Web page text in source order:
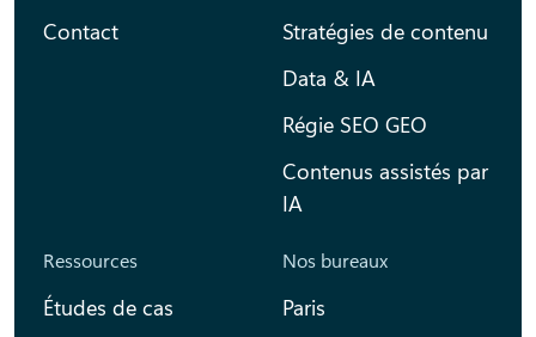
Contact
Stratégies de contenu
Data & IA
Régie SEO GEO
Contenus assistés par
IA
Ressources
Études de cas
Nos bureaux
Paris